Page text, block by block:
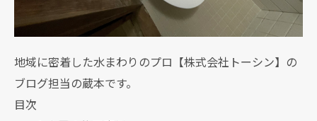
地域に密着した水まわりのプロ【株式会社トーシン】の
ブログ担当の蔵本です。
目次